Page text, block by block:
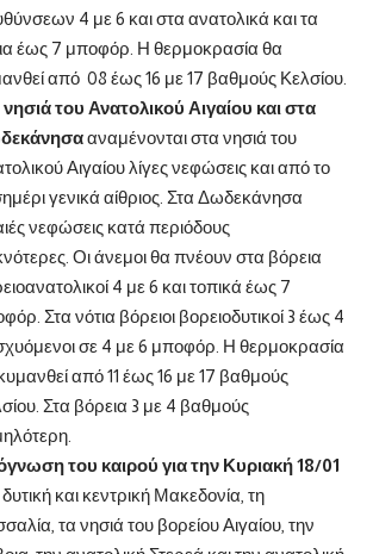
4 με 6 και στα ανατολικά και τα
έως 7 μποφόρ. Η θερμοκρασία θα
από 08 έως 16 με 17 βαθμούς Κελσίου.
νησιά του Ανατολικού Αιγαίου και στα
αναμένονται στα νησιά του
Αιγαίου λίγες νεφώσεις και από το
γενικά αίθριος. Στα Δωδεκάνησα
νεφώσεις κατά περιόδους
Οι άνεμοι θα πνέουν στα βόρεια
4 με 6 και τοπικά έως 7
Στα νότια βόρειοι βορειοδυτικοί 3 έως 4
σε 4 με 6 μποφόρ. Η θερμοκρασία
από 11 έως 16 με 17 βαθμούς
Στα βόρεια 3 με 4 βαθμούς
του καιρού για την Κυριακή 18/01
δυτική και κεντρική Μακεδονία, τη
τα νησιά του βορείου Αιγαίου, την